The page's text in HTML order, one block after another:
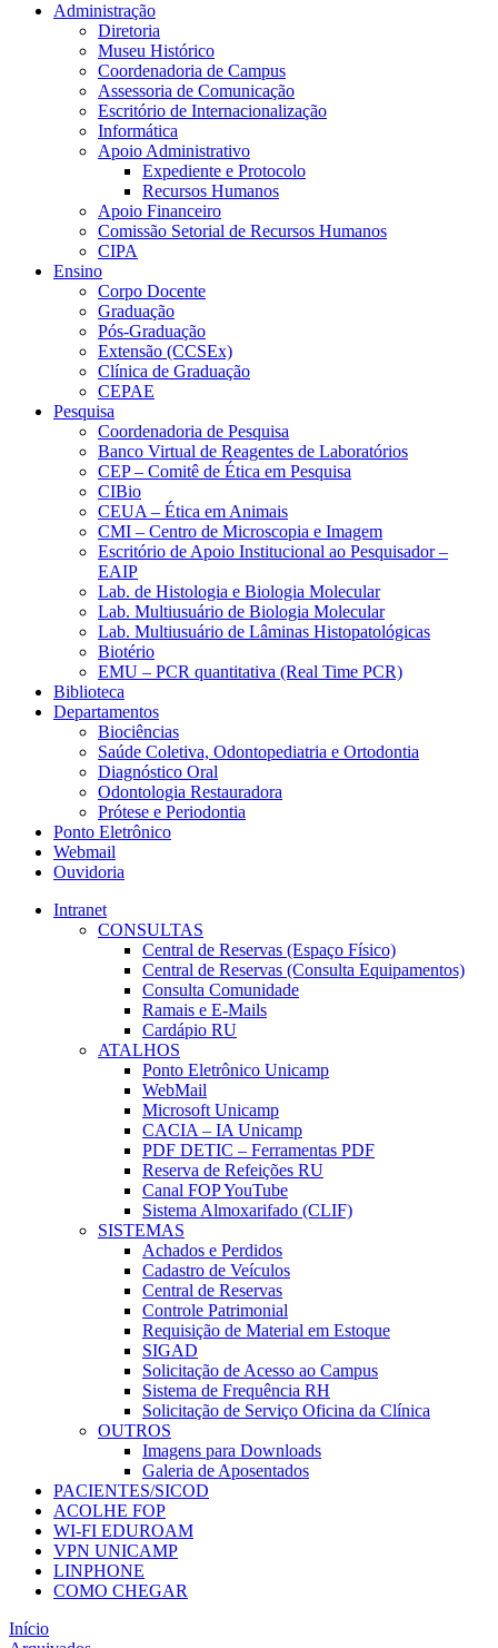
Administração
Diretoria
Museu Histórico
Coordenadoria de Campus
Assessoria de Comunicação
Escritório de Internacionalização
Informática
Apoio Administrativo
Expediente e Protocolo
Recursos Humanos
Apoio Financeiro
Comissão Setorial de Recursos Humanos
CIPA
Ensino
Corpo Docente
Graduação
Pós-Graduação
Extensão (CCSEx)
Clínica de Graduação
CEPAE
Pesquisa
Coordenadoria de Pesquisa
Banco Virtual de Reagentes de Laboratórios
CEP – Comitê de Ética em Pesquisa
CIBio
CEUA – Ética em Animais
CMI – Centro de Microscopia e Imagem
Escritório de Apoio Institucional ao Pesquisador –
EAIP
Lab. de Histologia e Biologia Molecular
Lab. Multiusuário de Biologia Molecular
Lab. Multiusuário de Lâminas Histopatológicas
Biotério
EMU – PCR quantitativa (Real Time PCR)
Biblioteca
Departamentos
Biociências
Saúde Coletiva, Odontopediatria e Ortodontia
Diagnóstico Oral
Odontologia Restauradora
Prótese e Periodontia
Ponto Eletrônico
Webmail
Ouvidoria
Intranet
CONSULTAS
Central de Reservas (Espaço Físico)
Central de Reservas (Consulta Equipamentos)
Consulta Comunidade
Ramais e E-Mails
Cardápio RU
ATALHOS
Ponto Eletrônico Unicamp
WebMail
Microsoft Unicamp
CACIA – IA Unicamp
PDF DETIC – Ferramentas PDF
Reserva de Refeições RU
Canal FOP YouTube
Sistema Almoxarifado (CLIF)
SISTEMAS
Achados e Perdidos
Cadastro de Veículos
Central de Reservas
Controle Patrimonial
Requisição de Material em Estoque
SIGAD
Solicitação de Acesso ao Campus
Sistema de Frequência RH
Solicitação de Serviço Oficina da Clínica
OUTROS
Imagens para Downloads
Galeria de Aposentados
PACIENTES/SICOD
ACOLHE FOP
WI-FI EDUROAM
VPN UNICAMP
LINPHONE
COMO CHEGAR
Início